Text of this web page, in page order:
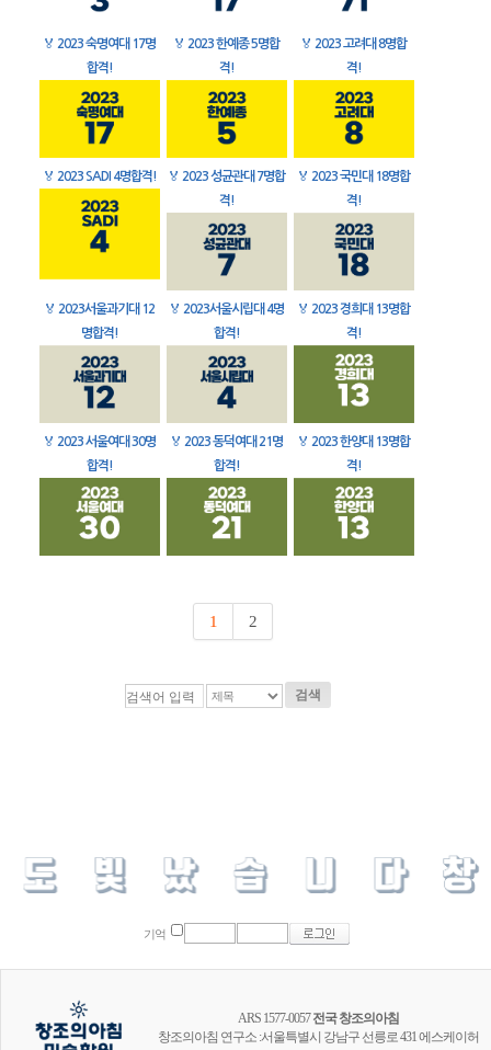
🏅 2023 숙명여대 17명
합격!
🏅 2023 한예종 5명합
격!
🏅 2023 고려대 8명합
격!
🏅 2023 SADI 4명합격! 🏅 2023 성균관대 7명합
격!
🏅 2023 국민대 18명합
격!
🏅 2023서울과기대 12
명합격!
🏅 2023서울시립대 4명
합격!
🏅 2023 경희대 13명합
격!
🏅 2023 서울여대 30명
합격!
🏅 2023 동덕여대 21명
합격!
🏅 2023 한양대 13명합
격!
1 2
검색
기억
ARS 1577-0057전국 창조의아침
창조의아침 연구소 :서울특별시 강남구 선릉로 431 에스케이허